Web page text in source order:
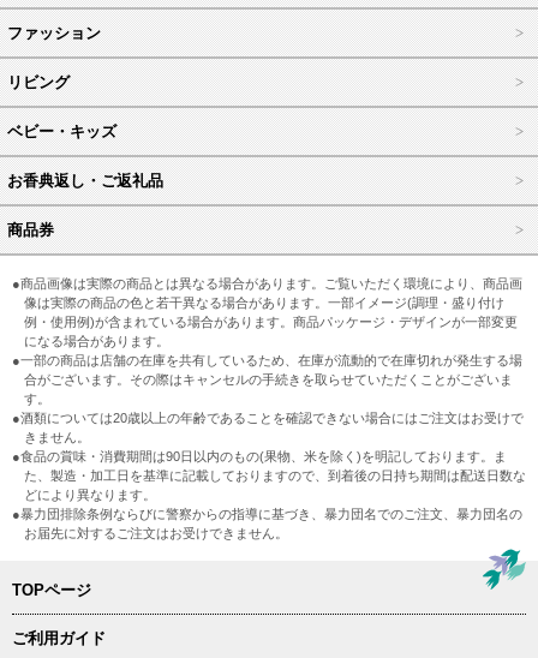
ファッション
リビング
ベビー・キッズ
お香典返し・ご返礼品
商品券
●商品画像は実際の商品とは異なる場合があります。ご覧いただく環境により、商品画
像は実際の商品の色と若干異なる場合があります。一部イメージ(調理・盛り付け
例・使用例)が含まれている場合があります。商品パッケージ・デザインが一部変更
になる場合があります。
●一部の商品は店舗の在庫を共有しているため、在庫が流動的で在庫切れが発生する場
合がございます。その際はキャンセルの手続きを取らせていただくことがございま
す。
●酒類については20歳以上の年齢であることを確認できない場合にはご注文はお受けで
きません。
●食品の賞味・消費期間は90日以内のもの(果物、米を除く)を明記しております。ま
た、製造・加工日を基準に記載しておりますので、到着後の日持ち期間は配送日数な
どにより異なります。
●暴力団排除条例ならびに警察からの指導に基づき、暴力団名でのご注文、暴力団名の
お届先に対するご注文はお受けできません。
TOPページ
ご利用ガイド